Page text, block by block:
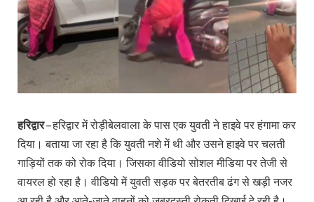
हरिद्वार– हरिद्वार में रोड़ीबेलवाला के पास एक युवती ने हाइवे पर हंगामा कर
दिया। बताया जा रहा है कि युवती नशे में थी और उसने हाइवे पर चलती
गाड़ियों तक को रोक दिया। जिसका वीडियो सोशल मीडिया पर तेजी से
वायरल हो रहा है। वीडियो में युवती सड़क पर बेतरतीब ढंग से खड़ी नजर